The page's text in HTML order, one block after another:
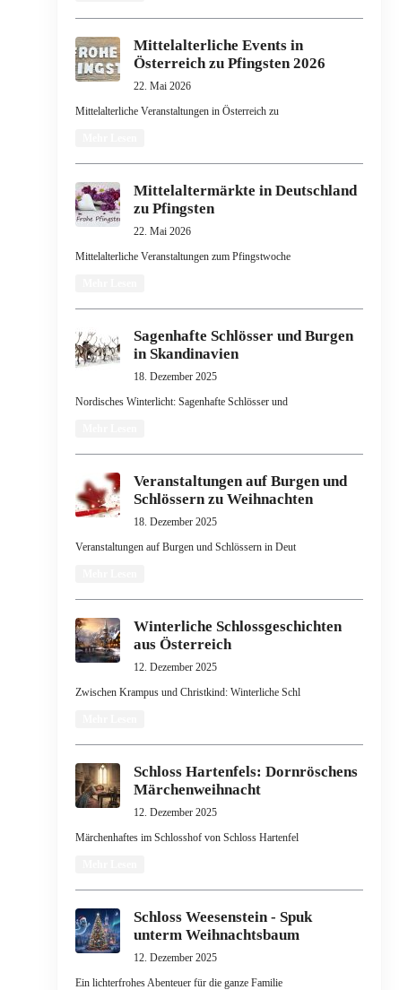
Mittelalterliche Events in
Österreich zu Pfingsten 2026
22. Mai 2026
Mittelalterliche Veranstaltungen in Österreich zu
Mittelaltermärkte in Deutschland
zu Pfingsten
22. Mai 2026
Mittelalterliche Veranstaltungen zum Pfingstwoche
Sagenhafte Schlösser und Burgen
in Skandinavien
18. Dezember 2025
Nordisches Winterlicht: Sagenhafte Schlösser und
Veranstaltungen auf Burgen und
Schlössern zu Weihnachten
18. Dezember 2025
Veranstaltungen auf Burgen und Schlössern in Deut
Winterliche Schlossgeschichten
aus Österreich
12. Dezember 2025
Zwischen Krampus und Christkind: Winterliche Schl
Schloss Hartenfels: Dornröschens
Märchenweihnacht
12. Dezember 2025
Märchenhaftes im Schlosshof von Schloss Hartenfel
Schloss Weesenstein - Spuk
unterm Weihnachtsbaum
12. Dezember 2025
Ein lichterfrohes Abenteuer für die ganze Familie